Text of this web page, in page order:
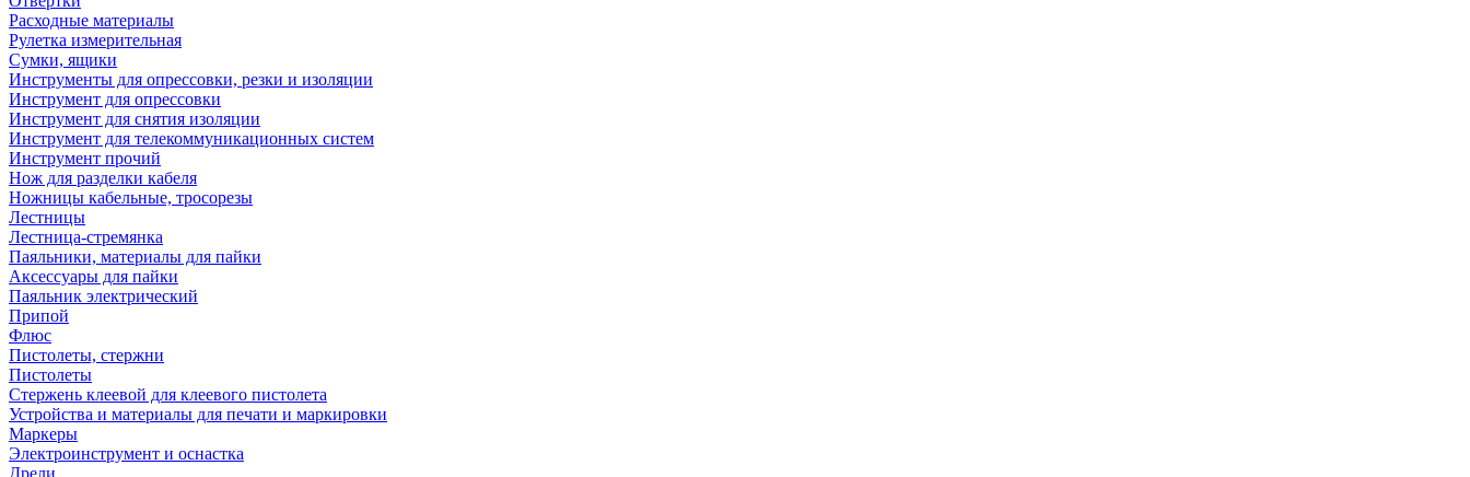
Расходные материалы
Рулетка измерительная
Сумки, ящики
Инструменты для опрессовки, резки и изоляции
Инструмент для опрессовки
Инструмент для снятия изоляции
Инструмент для телекоммуникационных систем
Инструмент прочий
Нож для разделки кабеля
Ножницы кабельные, тросорезы
Лестницы
Лестница-стремянка
Паяльники, материалы для пайки
Аксессуары для пайки
Паяльник электрический
Припой
Флюс
Пистолеты, стержни
Пистолеты
Стержень клеевой для клеевого пистолета
Устройства и материалы для печати и маркировки
Маркеры
Электроинструмент и оснастка
Дрели